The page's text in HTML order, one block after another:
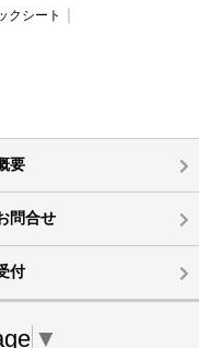
クシート
要
問合せ
付
▼